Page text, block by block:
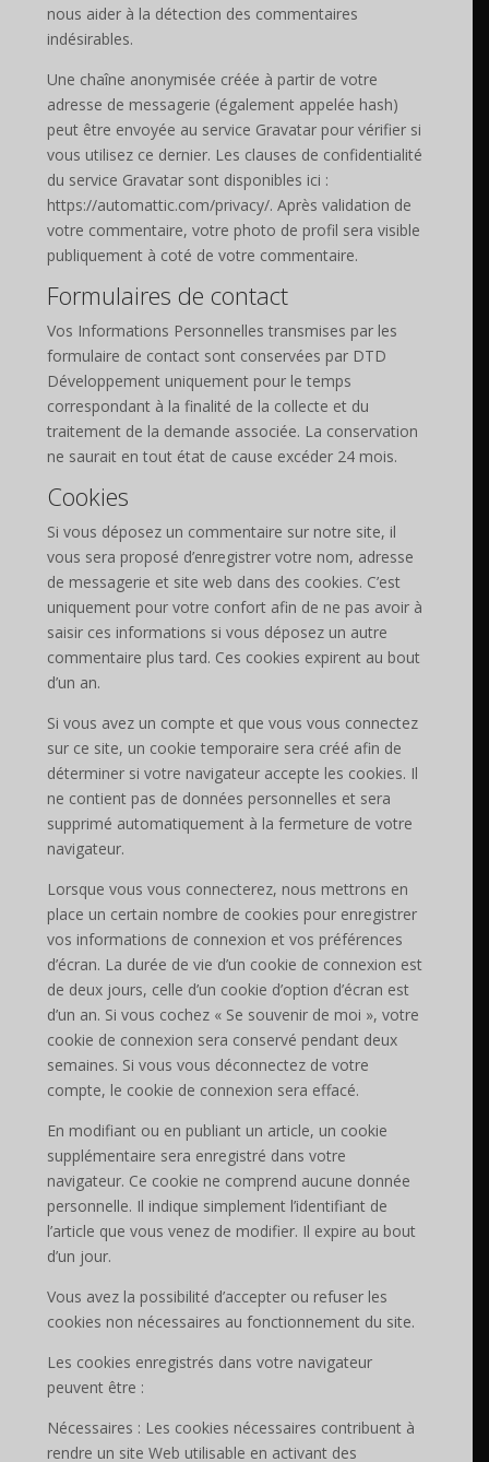
nous aider à la détection des commentaires
indésirables.
Une chaîne anonymisée créée à partir de votre
adresse de messagerie (également appelée hash)
peut être envoyée au service Gravatar pour vérifier si
vous utilisez ce dernier. Les clauses de confidentialité
du service Gravatar sont disponibles ici :
https://automattic.com/privacy/. Après validation de
votre commentaire, votre photo de profil sera visible
publiquement à coté de votre commentaire.
Formulaires de contact
Vos Informations Personnelles transmises par les
formulaire de contact sont conservées par DTD
Développement uniquement pour le temps
correspondant à la finalité de la collecte et du
traitement de la demande associée. La conservation
ne saurait en tout état de cause excéder 24 mois.
Cookies
Si vous déposez un commentaire sur notre site, il
vous sera proposé d’enregistrer votre nom, adresse
de messagerie et site web dans des cookies. C’est
uniquement pour votre confort afin de ne pas avoir à
saisir ces informations si vous déposez un autre
commentaire plus tard. Ces cookies expirent au bout
d’un an.
Si vous avez un compte et que vous vous connectez
sur ce site, un cookie temporaire sera créé afin de
déterminer si votre navigateur accepte les cookies. Il
ne contient pas de données personnelles et sera
supprimé automatiquement à la fermeture de votre
navigateur.
Lorsque vous vous connecterez, nous mettrons en
place un certain nombre de cookies pour enregistrer
vos informations de connexion et vos préférences
d’écran. La durée de vie d’un cookie de connexion est
de deux jours, celle d’un cookie d’option d’écran est
d’un an. Si vous cochez « Se souvenir de moi », votre
cookie de connexion sera conservé pendant deux
semaines. Si vous vous déconnectez de votre
compte, le cookie de connexion sera effacé.
En modifiant ou en publiant un article, un cookie
supplémentaire sera enregistré dans votre
navigateur. Ce cookie ne comprend aucune donnée
personnelle. Il indique simplement l’identifiant de
l’article que vous venez de modifier. Il expire au bout
d’un jour.
Vous avez la possibilité d’accepter ou refuser les
cookies non nécessaires au fonctionnement du site.
Les cookies enregistrés dans votre navigateur
peuvent être :
Nécessaires : Les cookies nécessaires contribuent à
rendre un site Web utilisable en activant des